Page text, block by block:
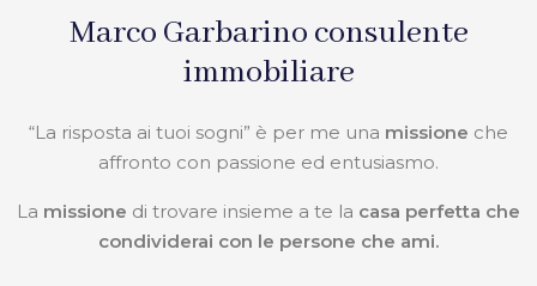
Marco Garbarino consulente
immobiliare
“La risposta ai tuoi sogni” è per me una missione che
affronto con passione ed entusiasmo.
La missione di trovare insieme a te la casa perfetta che
condividerai con le persone che ami.